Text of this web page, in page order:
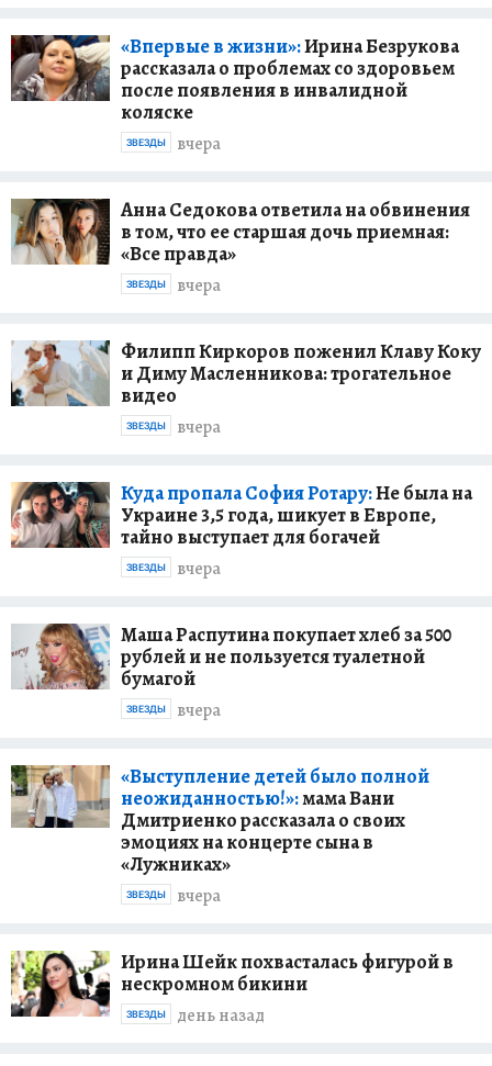
«Впервые в жизни»:Ирина Безрукова
рассказала о проблемах со здоровьем
после появления в инвалидной
коляске
вчера
ЗВЕЗДЫ
Анна Седокова ответила на обвинения
в том, что ее старшая дочь приемная:
«Все правда»
вчера
ЗВЕЗДЫ
Филипп Киркоров поженил Клаву Коку
и Диму Масленникова: трогательное
видео
вчера
ЗВЕЗДЫ
Куда пропала София Ротару:Не была на
Украине 3,5 года, шикует в Европе,
тайно выступает для богачей
вчера
ЗВЕЗДЫ
Маша Распутина покупает хлеб за 500
рублей и не пользуется туалетной
бумагой
вчера
ЗВЕЗДЫ
«Выступление детей было полной
неожиданностью!»:мама Вани
Дмитриенко рассказала о своих
эмоциях на концерте сына в
«Лужниках»
вчера
ЗВЕЗДЫ
Ирина Шейк похвасталась фигурой в
нескромном бикини
день назад
ЗВЕЗДЫ